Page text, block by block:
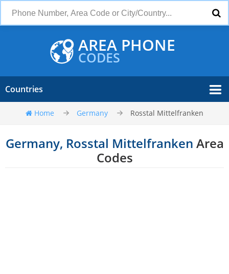
AREA PHONE
CODES
Countries
Home Germany Rosstal Mittelfranken
Germany, Rosstal Mittelfranken Area
Codes